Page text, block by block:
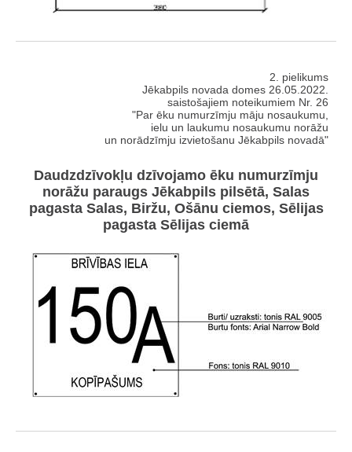
2. pielikums
Jēkabpils novada domes 26.05.2022.
saistošajiem noteikumiem Nr. 26
"Par ēku numurzīmju māju nosaukumu,
ielu un laukumu nosaukumu norāžu
un norādzīmju izvietošanu Jēkabpils novadā"
Daudzdzīvokļu dzīvojamo ēku numurzīmju
norāžu paraugs Jēkabpils pilsētā, Salas
pagasta Salas, Biržu, Ošānu ciemos, Sēlijas
pagasta Sēlijas ciemā